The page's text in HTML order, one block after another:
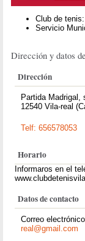
Club de
Servicio
Dirección y datos
Dirección
Partida Madrigal,
12540 Vila-real
Telf: 656578053
Horario
Informaros en el
Datos de contacto
Correo
real@gmail.com